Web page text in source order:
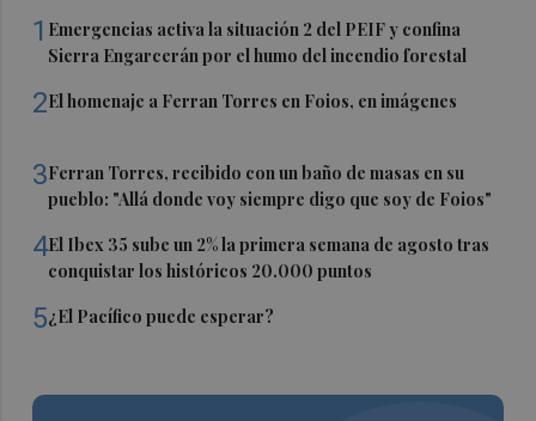
1 Emergencias activa la situación 2 del PEIF y confina
Sierra Engarcerán por el humo del incendio forestal
2El homenaje a Ferran Torres en Foios, en imágenes
3Ferran Torres, recibido con un baño de masas en su
pueblo: "Allá donde voy siempre digo que soy de Foios"
4El Ibex 35 sube un 2% la primera semana de agosto tras
conquistar los históricos 20.000 puntos
5¿El Pacífico puede esperar?